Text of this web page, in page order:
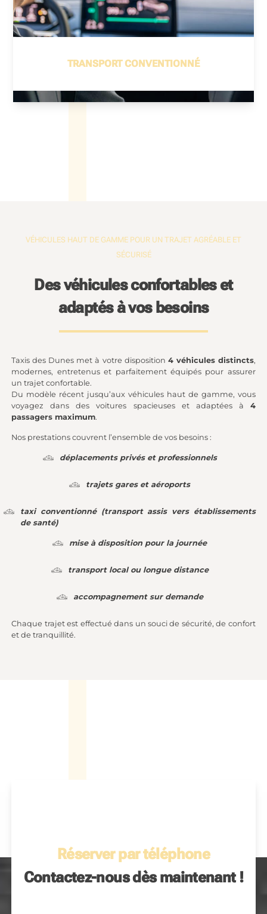
TRANSPORT CONVENTIONNÉ
VÉHICULES HAUT DE GAMME POUR UN TRAJET AGRÉABLE ET
SÉCURISÉ
Des véhicules confortables et
adaptés à vos besoins
Taxis des Dunes met à votre disposition 4 véhicules distincts,
modernes, entretenus et parfaitement équipés pour assurer
un trajet confortable.
Du modèle récent jusqu’aux véhicules haut de gamme, vous
voyagez dans des voitures spacieuses et adaptées à 4
passagers maximum.
Nos prestations couvrent l’ensemble de vos besoins :
déplacements privés et professionnels
trajets gares et aéroports
taxi conventionné (transport assis vers établissements
de santé)
mise à disposition pour la journée
transport local ou longue distance
accompagnement sur demande
Chaque trajet est effectué dans un souci de sécurité, de confort
et de tranquillité.
Réserver par téléphone
Contactez-nous dès maintenant !